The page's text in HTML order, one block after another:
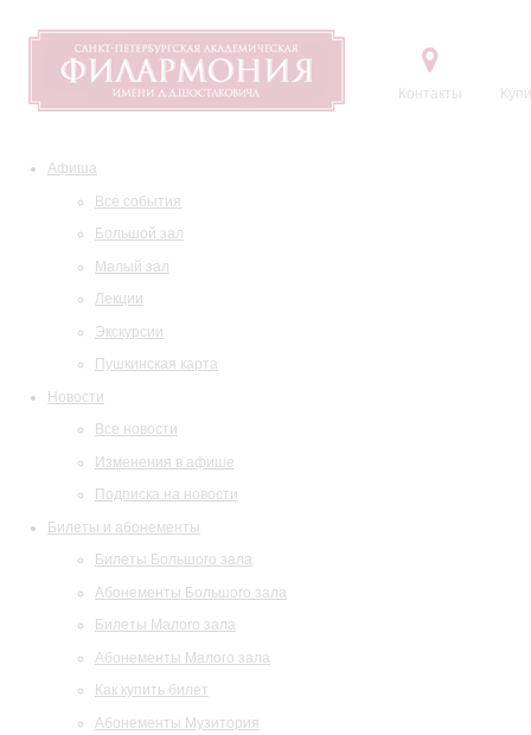
Контакты
Афиша
Все события
Большой зал
Малый зал
Лекции
Экскурсии
Пушкинская карта
Новости
Все новости
Изменения в афише
Подписка на новости
Билеты и абонементы
Билеты Большого зала
Абонементы Большого зала
Билеты Малого зала
Абонементы Малого зала
Как купить билет
Абонементы Музитория